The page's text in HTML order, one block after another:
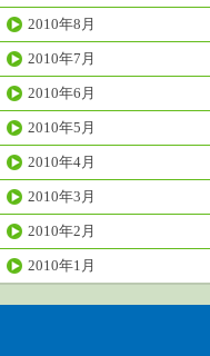
2010年8月
2010年7月
2010年6月
2010年5月
2010年4月
2010年3月
2010年2月
2010年1月